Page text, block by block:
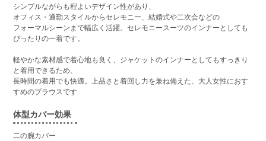
シンプルながらも程よいデザイン性があり、
オフィス・通勤スタイルからセレモニー、結婚式や二次会などの
フォーマルシーンまで幅広く活躍。セレモニースーツのインナーとしても
ぴったりの一着です。
軽やかな素材感で着心地も良く、ジャケットのインナーとしてもすっきり
と着用できるため、
長時間の着用でも快適。上品さと着回し力を兼ね備えた、大人女性におす
すめのブラウスです
体型カバー効果
二の腕カバー